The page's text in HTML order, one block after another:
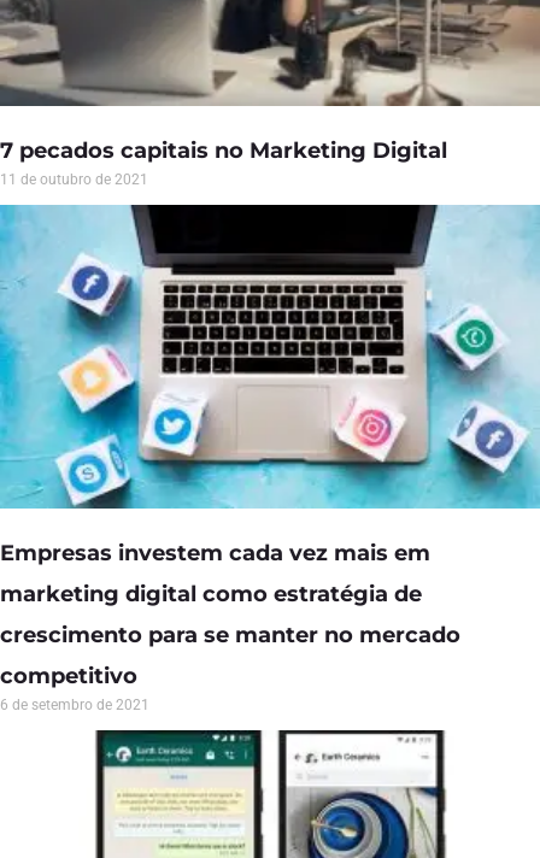
7 pecados capitais no Marketing Digital
11 de outubro de 2021
Empresas investem cada vez mais em
marketing digital como estratégia de
crescimento para se manter no mercado
competitivo
6 de setembro de 2021